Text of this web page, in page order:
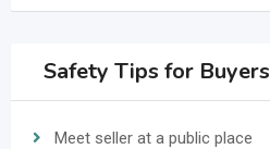
Safety Tips for Buyers
Meet seller at a public place